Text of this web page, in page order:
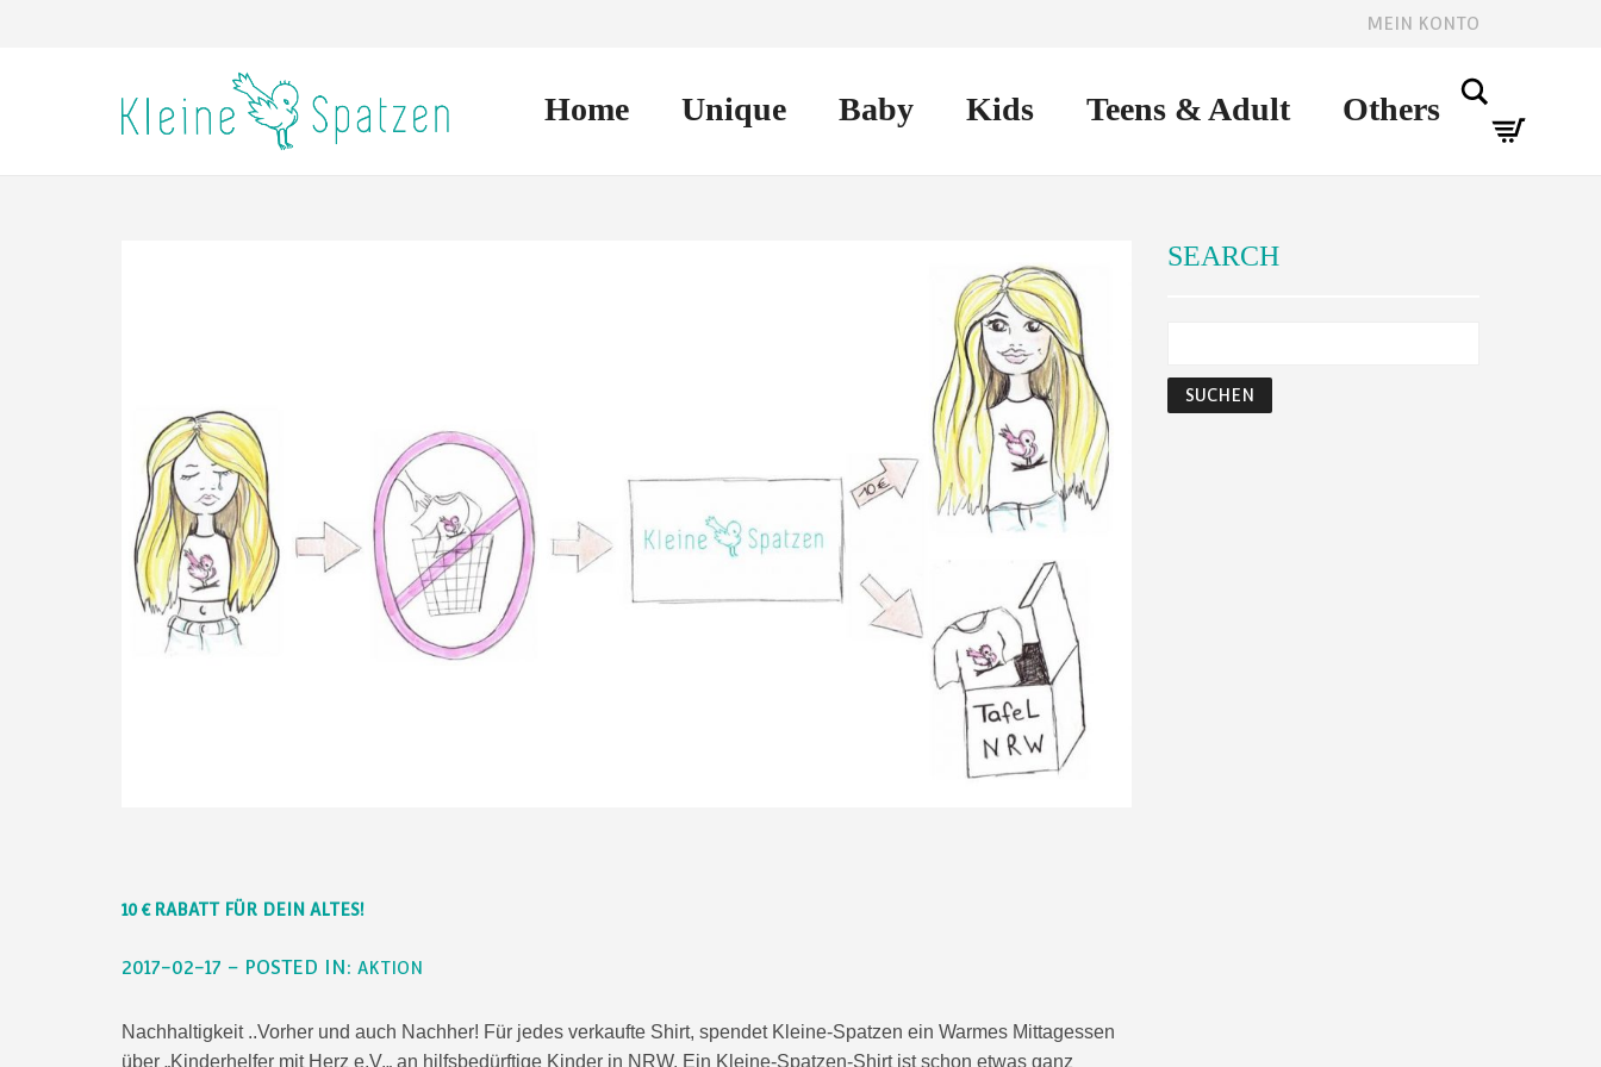
MEIN KONTO
Home Unique Baby Kids Teens & Adult Others
10 € RABATT FÜR DEIN ALTES!
2017-02-17 – POSTED IN: AKTION
Nachhaltigkeit ..Vorher und auch Nachher! Für jedes verkaufte Shirt, spendet Kleine-Spatzen ein Warmes Mittagessen
über „Kinderhelfer mit Herz e.V.„ an hilfsbedürftige Kinder in NRW. Ein Kleine-Spatzen-Shirt ist schon etwas ganz
SEARCH